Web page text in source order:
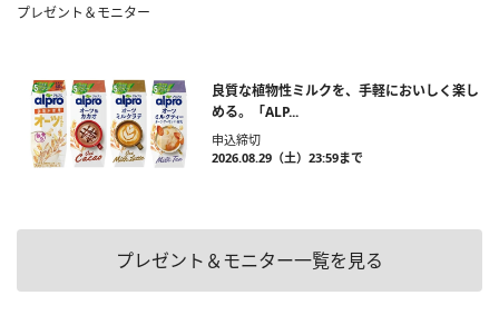
プレゼント＆モニター
良質な植物性ミルクを、手軽においしく楽し
める。「ALP...
申込締切
2026.08.29（土）23:59まで
プレゼント＆モニター一覧を見る